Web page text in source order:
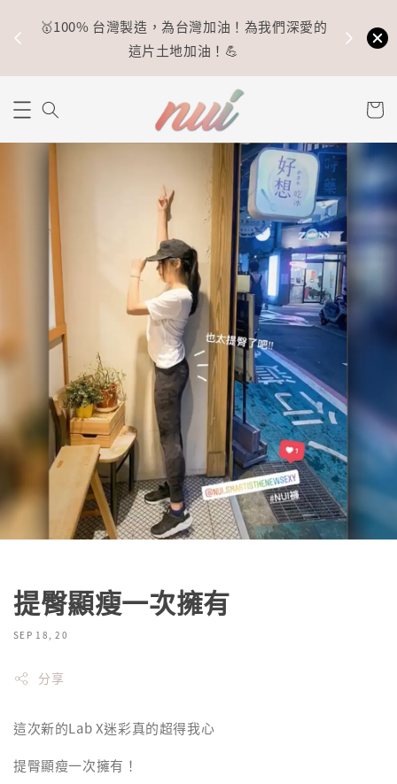
🥇100% 台灣製造，為台灣加油！為我們深愛的
這片土地加油！💪
提臀顯瘦一次擁有
SEP 18, 20
分享
這次新的Lab X迷彩真的超得我心
提臀顯瘦一次擁有！